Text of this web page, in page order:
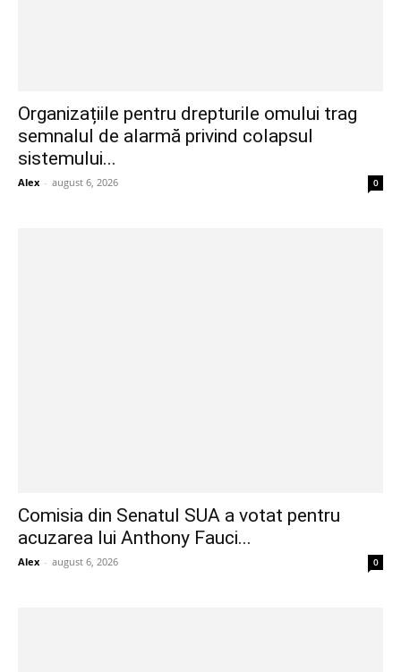
Organizațiile pentru drepturile omului trag
semnalul de alarmă privind colapsul
sistemului...
Alex - august 6, 2026 0
Comisia din Senatul SUA a votat pentru
acuzarea lui Anthony Fauci...
Alex - august 6, 2026 0